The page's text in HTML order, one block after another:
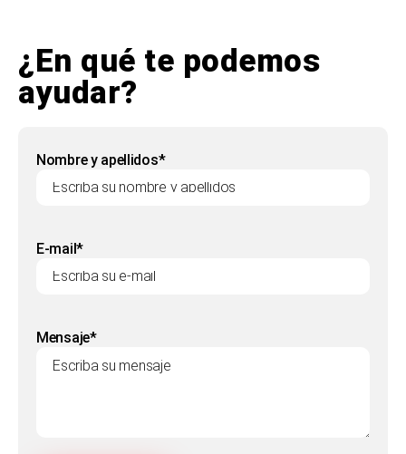
¿En qué te podemos
ayudar?
Nombre y apellidos*
E-mail*
Mensaje*